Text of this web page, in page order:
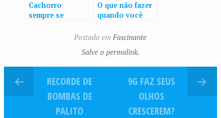
Cachorro
sempre se
dono depois de
O que não fazer
quando você
Postado emFascinante
Salve o permalink.
RECORDE DE
BOMBAS DE
PALITO
9G FAZ SEUS
OLHOS
CRESCEREM?